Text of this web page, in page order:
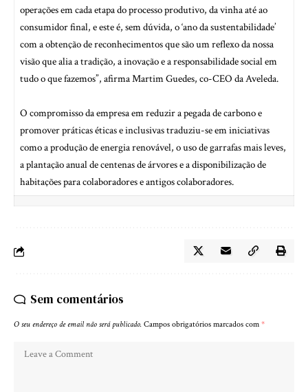
operações em cada etapa do processo produtivo, da vinha até ao
consumidor final, e este é, sem dúvida, o ‘ano da sustentabilidade’
com a obtenção de reconhecimentos que são um reflexo da nossa
visão que alia a tradição, a inovação e a responsabilidade social em
tudo o que fazemos”, afirma Martim Guedes, co-CEO da Aveleda.
O compromisso da empresa em reduzir a pegada de carbono e
promover práticas éticas e inclusivas traduziu-se em iniciativas
como a produção de energia renovável, o uso de garrafas mais leves,
a plantação anual de centenas de árvores e a disponibilização de
habitações para colaboradores e antigos colaboradores.
Sem comentários
O seu endereço de email não será publicado. Campos obrigatórios marcados com *